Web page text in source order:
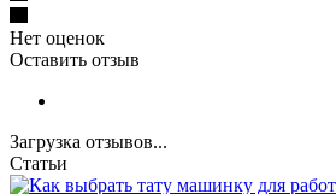
Нет оценок
Оставить отзыв
Загрузка отзывов...
Статьи